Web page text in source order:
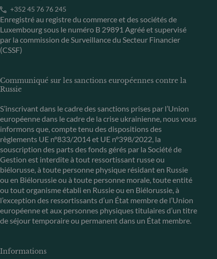
+352 45 76 76 245
Enregistré au registre du commerce et des sociétés de
Luxembourg sous le numéro B 29891 Agréé et supervisé
par la commission de Surveillance du Secteur Financier
(CSSF)
Communiqué sur les sanctions européennes contre la
Russie
S’inscrivant dans le cadre des sanctions prises par l’Union
européenne dans le cadre de la crise ukrainienne, nous vous
informons que, compte tenu des dispositions des
règlements UE n°833/2014 et UE n°398/2022, la
souscription des parts des fonds gérés par la Société de
Gestion est interdite à tout ressortissant russe ou
biélorusse, à toute personne physique résidant en Russie
ou en Biélorussie ou à toute personne morale, toute entité
ou tout organisme établi en Russie ou en Biélorussie, à
l’exception des ressortissants d’un État membre de l’Union
européenne et aux personnes physiques titulaires d’un titre
de séjour temporaire ou permanent dans un État membre.
Informations